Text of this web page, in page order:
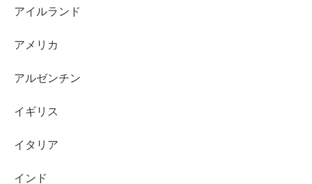
アイルランド
アメリカ
アルゼンチン
イギリス
イタリア
インド